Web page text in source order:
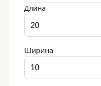
Длина
Ширина